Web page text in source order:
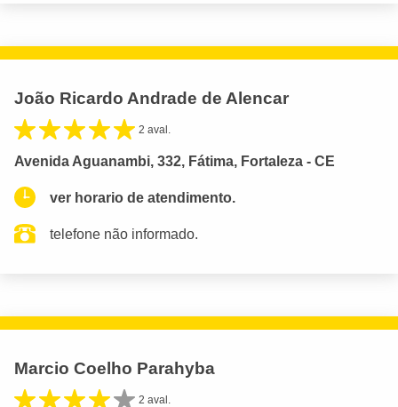
João Ricardo Andrade de Alencar
2 aval.
Avenida Aguanambi, 332, Fátima, Fortaleza - CE
ver horario de atendimento.
telefone não informado.
Marcio Coelho Parahyba
2 aval.